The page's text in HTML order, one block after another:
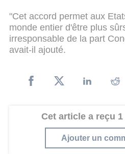
"Cet accord permet aux
monde entier d'être plus
irresponsable de la part
avait-il ajouté.
Cet article a reçu
Ajouter un